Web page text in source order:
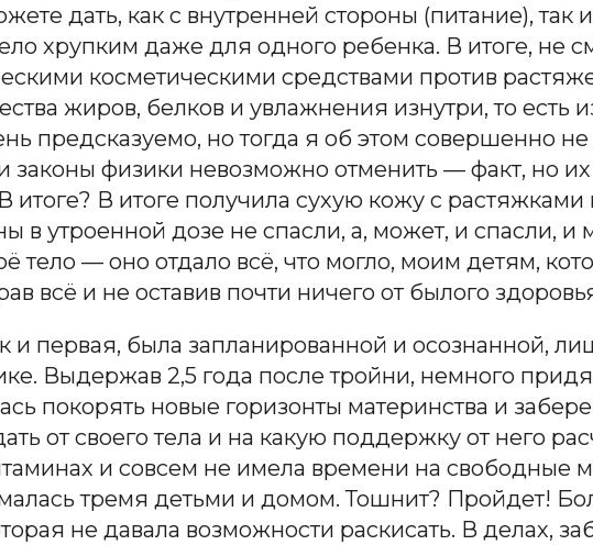
дать, как с внутренней стороны (питание),
хрупким даже для одного ребенка. В итоге, не
косметическими средствами против
жиров, белков и увлажнения изнутри, то есть
предсказуемо, но тогда я об этом совершенно
физики невозможно отменить — факт, но
итоге? В итоге получила сухую кожу с
в утроенной дозе не спасли, а, может, и спасли, и
тело — оно отдало всё, что могло, моим детям,
всё и не оставив почти ничего от былого
и первая, была запланированной и осознанной,
Выдержав 2,5 года после тройни, немного
покорять новые горизонты материнства и
от своего тела и на какую поддержку от него
и совсем не имела времени на свободные
тремя детьми и домом. Тошнит? Пройдет!
не давала возможности раскисать. В делах,